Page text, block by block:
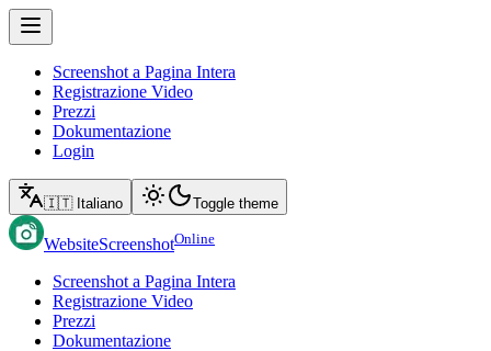
Screenshot a Pagina Intera
Registrazione Video
Prezzi
Dokumentazione
Login
🇮🇹 Italiano Toggle theme
WebsiteScreenshotOnline
Screenshot a Pagina Intera
Registrazione Video
Prezzi
Dokumentazione